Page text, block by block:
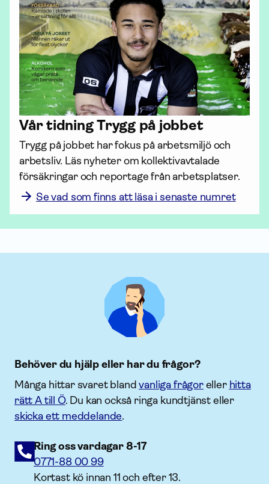
Vår tidning Trygg på jobbet
Trygg på jobbet har fokus på arbetsmiljö och
arbetsliv. Läs nyheter om kollektiv­avtalade
försäk­ringar och reportage från arbetsplatser.
Se vad som finns att läsa i senaste numret
Behöver du hjälp eller har du frågor?
Många hittar svaret blandvanliga frågoreller hitta
rätt A till Ö. Du kan också ringa kundtjänst eller
skicka ett meddelande.
Ring oss vardagar 8-17
0771-88 00 99
Kortast kö innan 11 och efter 13.